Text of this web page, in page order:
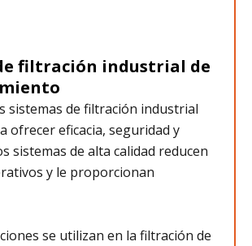
filtración industrial de
sistemas de filtración industrial
ofrecer eficacia, seguridad y
sistemas de alta calidad reducen
y le proporcionan
se utilizan en la filtración de